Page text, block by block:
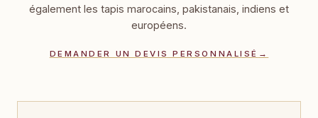
également les tapis marocains, pakistanais, indiens et
européens.
DEMANDER UN DEVIS PERSONNALISÉ →